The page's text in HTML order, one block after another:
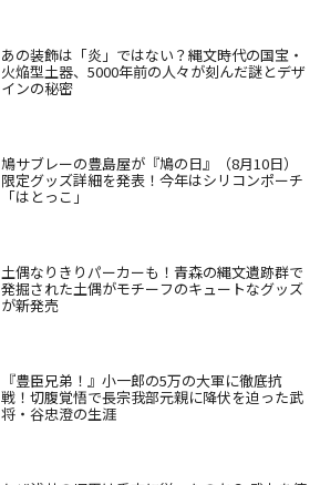
あの装飾は「炎」ではない？縄文時代の国宝・
火焔型土器、5000年前の人々が刻んだ謎とデザ
インの秘密
鳩サブレーの豊島屋が『鳩の日』（8月10日）
限定グッズ詳細を発表！今年はシリコンポーチ
「はとっこ」
土偶なりきりパーカーも！青森の縄文遺跡群で
発掘された土偶がモチーフのキュートなグッズ
が新発売
『豊臣兄弟！』小一郎の5万の大軍に徹底抗
戦！切腹覚悟で長宗我部元親に降伏を迫った武
将・谷忠澄の生涯